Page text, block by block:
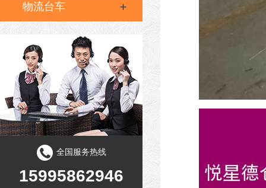
物流台车
全国服务热线
15995862946